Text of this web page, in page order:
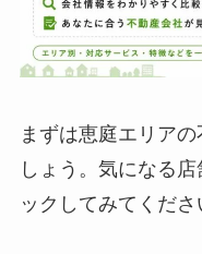
まずは恵庭エリア
しょう。気になる
ックしてみてくださ